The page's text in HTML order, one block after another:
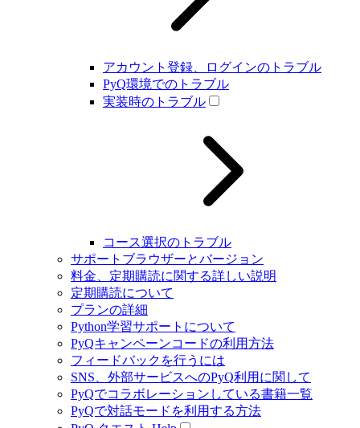
アカウント登録、ログインのトラブル
PyQ環境でのトラブル
実装時のトラブル
コース選択のトラブル
サポートブラウザーとバージョン
料金、定期購読に関する詳しい説明
定期購読について
プランの詳細
Python学習サポートについて
PyQキャンペーンコードの利用方法
フィードバックを行うには
SNS、外部サービスへのPyQ利用に関して
PyQでコラボレーションしている書籍一覧
PyQで対話モードを利用する方法